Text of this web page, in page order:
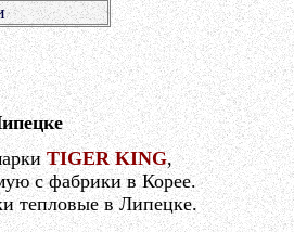
TIGER KING,
с фабрики в Корее.
тепловые в Липецке.